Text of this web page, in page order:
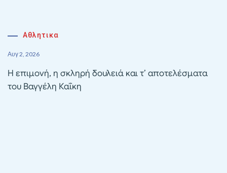
Αθλητικα
Αυγ 2, 2026
Η επιμονή, η σκληρή δουλειά και τ’ αποτελέσματα
του Βαγγέλη Καΐκη